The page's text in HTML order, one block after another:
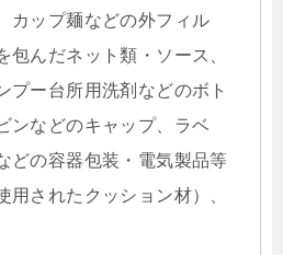
カップ麺などの外フィル
包んだネット類・ソース、
プー台所用洗剤などのボト
ンなどのキャップ、ラベ
どの容器包装・電気製品等
用されたクッション材）、